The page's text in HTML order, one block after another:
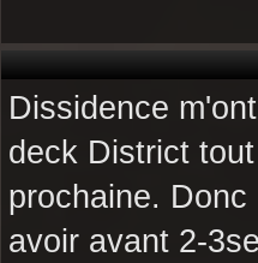
Dissidence
deck District
prochaine.
avoir avant 2-